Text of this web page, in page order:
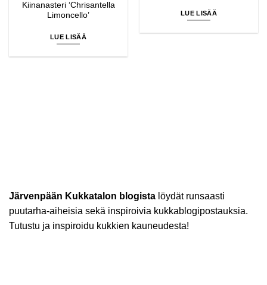
Kiinanasteri ‘Chrisantella
Limoncello’
LUE LISÄÄ
LUE LISÄÄ
Järvenpään Kukkatalon blogista löydät runsaasti
puutarha-aiheisia sekä inspiroivia kukkablogipostauksia.
Tutustu ja inspiroidu kukkien kauneudesta!